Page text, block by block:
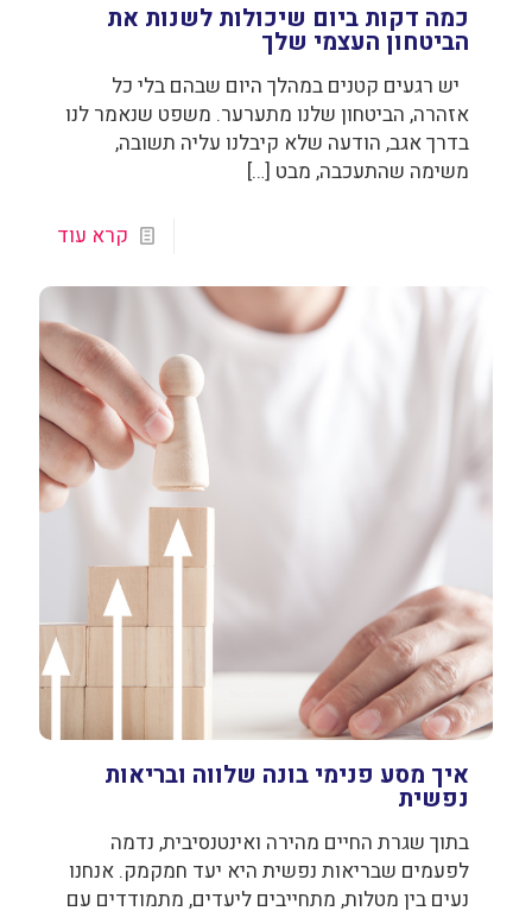
כמה דקות ביום שיכולות לשנות את
הביטחון העצמי שלך
יש רגעים קטנים במהלך היום שבהם בלי כל
אזהרה, הביטחון שלנו מתערער. משפט שנאמר לנו
בדרך אגב, הודעה שלא קיבלנו עליה תשובה,
משימה שהתעכבה, מבט […]
קרא עוד
איך מסע פנימי בונה שלווה ובריאות
נפשית
בתוך שגרת החיים מהירה ואינטנסיבית, נדמה
לפעמים שבריאות נפשית היא יעד חמקמק. אנחנו
נעים בין מטלות, מתחייבים ליעדים, מתמודדים עם